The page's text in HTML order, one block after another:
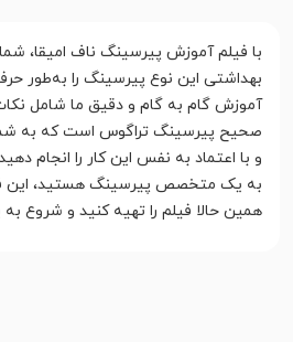
با فیلم آموزش پیرسینگ ناف امیقا،
بهداشتی این نوع پیرسینگ را به‌طور
آموزش گام به گام و دقیق ما شامل
صحیح پیرسینگ تراگوس است که به
و با اعتماد به نفس این کار را انجام
به یک متخصص پیرسینگ هستید، این
همین حالا فیلم را تهیه کنید و شروع به